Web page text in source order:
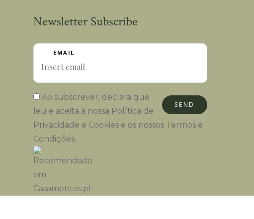
Newsletter Subscribe
EMAIL
SEND
Ao subscrever, declara que
leu e aceita a nossa Política de
Privacidade e Cookies e os nossos Termos e
Condições.